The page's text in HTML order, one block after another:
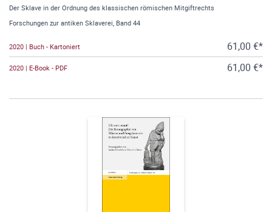
Der Sklave in der Ordnung des klassischen römischen Mitgiftrechts
Forschungen zur antiken Sklaverei, Band 44
2020 | Buch - Kartoniert 61,00 €*
2020 | E-Book - PDF 61,00 €*